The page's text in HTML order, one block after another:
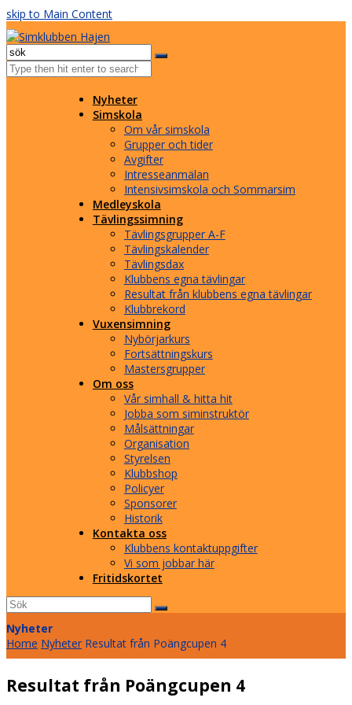
skip to Main Content
Facebook
Instagram
Email
Open
Mobile
Nyheter
Simskola
Om vår simskola
Grupper och tider
Avgifter
Intresseanmälan
Intensivsimskola och Sommarsim
Medleyskola
Tävlingssimning
Tävlingsgrupper A-F
Tävlingskalender
Tävlingsdax
Klubbens egna tävlingar
Resultat från klubbens egna tävlingar
Klubbrekord
Vuxensimning
Nybörjarkurs
Fortsättningskurs
Mastersgrupper
Om oss
Vår simhall & hitta hit
Jobba som siminstruktör
Målsättningar
Organisation
Styrelsen
Klubbshop
Policyer
Sponsorer
Historik
Kontakta oss
Klubbens kontaktuppgifter
Vi som jobbar här
Fritidskortet
Sök
Submit
Nyheter
Home Nyheter Resultat från Poängcupen 4
Resultat från Poängcupen 4